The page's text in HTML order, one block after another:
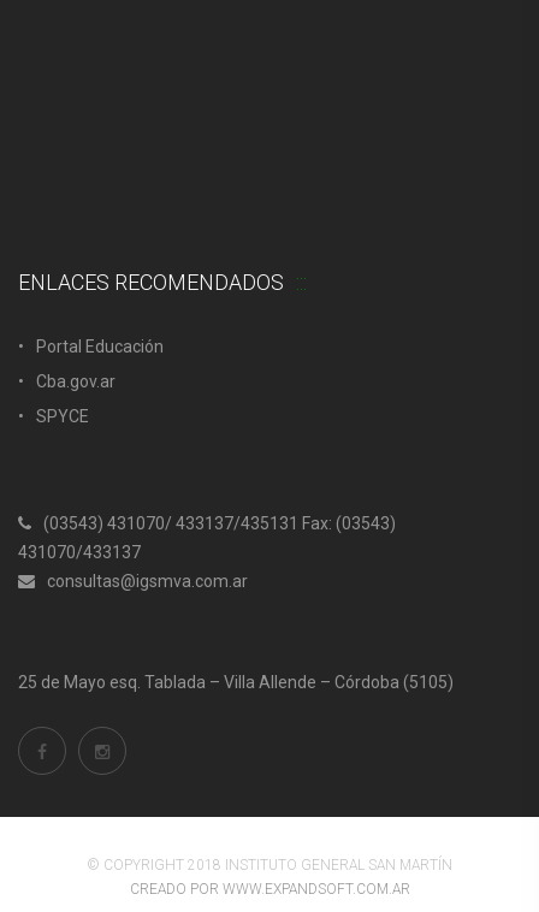
ENLACES RECOMENDADOS
Portal Educación
Cba.gov.ar
SPYCE
(03543) 431070/ 433137/435131 Fax: (03543)
431070/433137
consultas@igsmva.com.ar
25 de Mayo esq. Tablada – Villa Allende – Córdoba (5105)
© COPYRIGHT 2018 INSTITUTO GENERAL SAN MARTÍN
CREADO POR WWW.EXPANDSOFT.COM.AR